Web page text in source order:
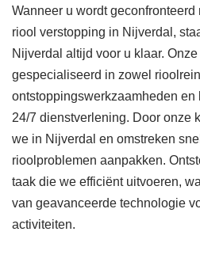
Wanneer u wordt
riool verstopping in Nijverdal,
Nijverdal altijd voor u klaar.
gespecialiseerd in zowel
ontstoppingswerkzaamheden
24/7 dienstverlening. Door onze
we in Nijverdal en omstreken
rioolproblemen aanpakken.
taak die we efficiënt uitvoeren,
van geavanceerde technologie
activiteiten.